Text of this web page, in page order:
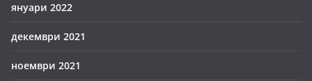
януари 2022
декември 2021
ноември 2021